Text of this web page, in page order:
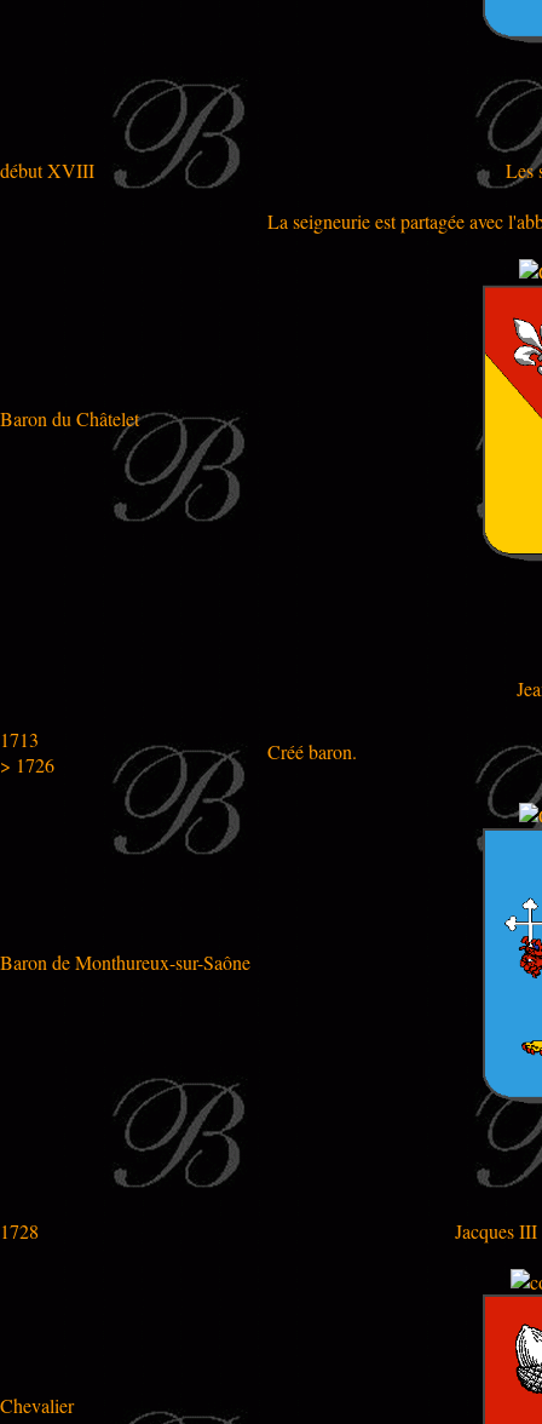
début XVIII
Les
La seigneurie est partagée avec
Baron du Châtelet
1713
> 1726
Créé baron.
Baron de Monthureux-sur-Saône
1728 Jacques
Chevalier